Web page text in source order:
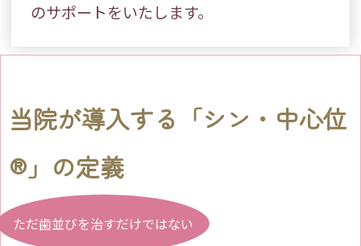
のサポートをいたします。
当院が導入する「シン・中心位
®️」の定義
ただ歯並びを治すだけではない